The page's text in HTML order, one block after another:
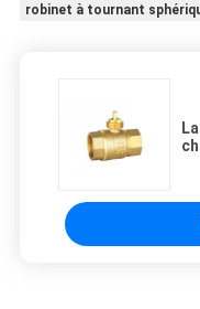
robinet à tournant